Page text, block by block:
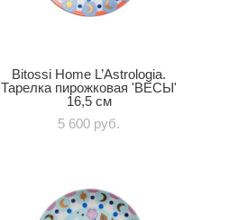
Bitossi Home L’Astrologia.
Тарелка пирожковая 'ВЕСЫ'
16,5 см
5 600 pуб.